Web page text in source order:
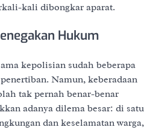
kali dibongkar aparat.
Hukum
kepolisian sudah beberapa
Namun, keberadaan
tak pernah benar-benar
adanya dilema besar: di satu
dan keselamatan warga,